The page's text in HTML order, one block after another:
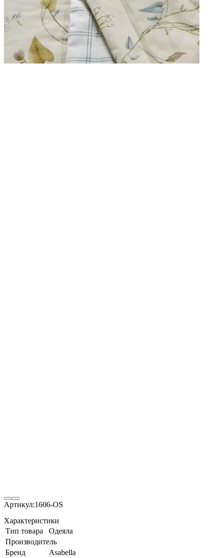
Артикул:1606-OS
Характеристики
Тип товара
Одеяла
Производитель
Бренд
Asabella